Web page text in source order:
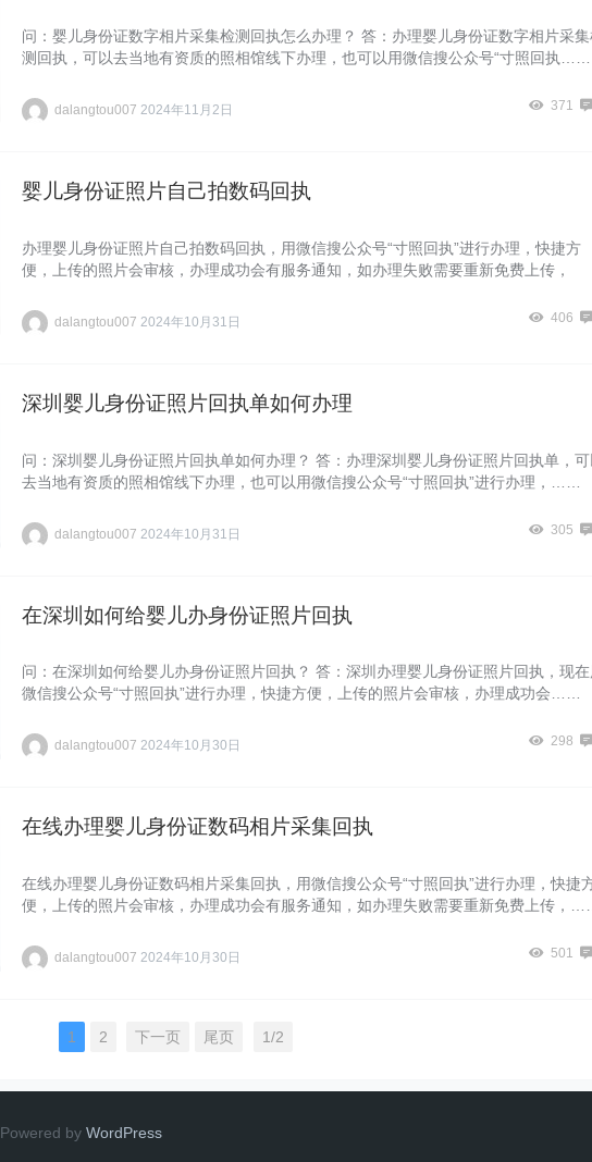
问：婴儿身份证数字相片采集检测回执怎么办理？ 答：办理婴儿身份证数字相片采集
测回执，可以去当地有资质的照相馆线下办理，也可以用微信搜公众号“寸照回执……
dalangtou007 2024年11月2日 371
婴儿身份证照片自己拍数码回执
办理婴儿身份证照片自己拍数码回执，用微信搜公众号“寸照回执”进行办理，快捷方
便，上传的照片会审核，办理成功会有服务通知，如办理失败需要重新免费上传，
dalangtou007 2024年10月31日 406
深圳婴儿身份证照片回执单如何办理
问：深圳婴儿身份证照片回执单如何办理？ 答：办理深圳婴儿身份证照片回执单，可
去当地有资质的照相馆线下办理，也可以用微信搜公众号“寸照回执”进行办理，……
dalangtou007 2024年10月31日 305
在深圳如何给婴儿办身份证照片回执
问：在深圳如何给婴儿办身份证照片回执？ 答：深圳办理婴儿身份证照片回执，现在
微信搜公众号“寸照回执”进行办理，快捷方便，上传的照片会审核，办理成功会……
dalangtou007 2024年10月30日 298
在线办理婴儿身份证数码相片采集回执
在线办理婴儿身份证数码相片采集回执，用微信搜公众号“寸照回执”进行办理，快捷
便，上传的照片会审核，办理成功会有服务通知，如办理失败需要重新免费上传，……
dalangtou007 2024年10月30日 501
1 2 下一页 尾页 1/2
Powered by WordPress